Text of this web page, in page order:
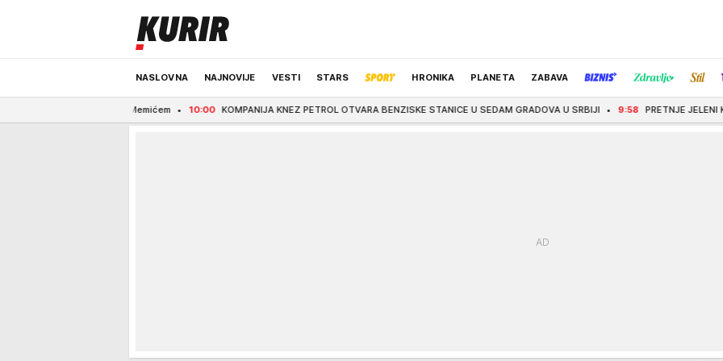
NASLOVNA NAJNOVIJE VESTI STARS HRONIKA PLANETA ZABAVA
ODRŽIVA BUDUĆNOST REGION NEWS IZBOR UREDNIKA
10:00 KOMPANIJA KNEZ PETROL OTVARA BENZISKE STANICE U SEDAM GRADOVA U SRBIJI 9:58 PRETNJE JELENI KARLEUŠI U